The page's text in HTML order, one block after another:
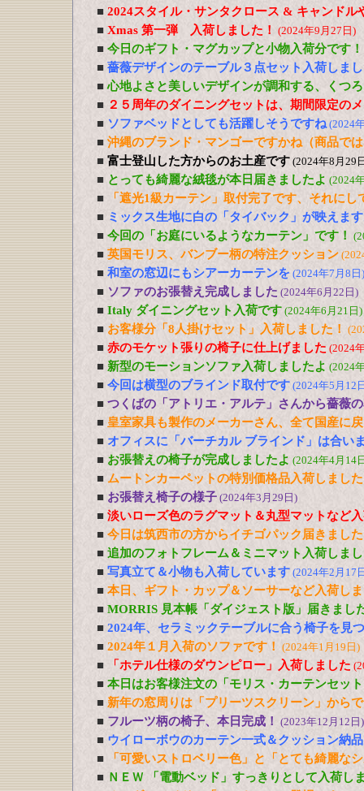
■ 2024スタイル・サンタクロース & キャンドル
■ Xmas 第一弾 入荷しました！ (2024年9月27日)
■ 今日のギフト・マグカップと小物入荷分です！
■ 薔薇デザインのテーブル３点セット入荷しま
■ 心地よさと美しいデザインが調和する、くつ
■ ２５周年のダイニングセットは、期間限定の
■ ソファベッドとしても活躍しそうですね(2024
■ 沖縄のブランド・マンゴーですかね（商品で
■ 富士登山した方からのお土産です (2024年8月29
■ とっても綺麗な絨毯が本日届きましたよ (2024
■
「遮光1級カーテン」取付完了です、それに
■ ミックス生地に白の「タイバック」が映えま
■ 今回の「お庭にいるようなカーテン」です！
■ 英国モリス、バンブー柄の特注クッション
■ 和室の窓辺にもシアーカーテンを (2024年7月8日)
■ ソファのお張替え完成しました (2024年6月22日)
■ Italy ダイニングセット入荷です (2024年6月21日)
■ お客様分「8人掛けセット」入荷しました！
■ 赤のモケット張りの椅子に仕上げました (2024
■ 新型のモーションソファ入荷しましたよ (2024
■ 今回は横型のブラインド取付です (2024年5月12
■ つくばの「アトリエ・アルテ」さんから薔薇
■ 皇室家具も製作のメーカーさん、全て国産に
■ オフィスに「バーチカル ブラインド」は合い
■ お張替えの椅子が完成しましたよ (2024年4月14
■ ムートンカーペットの特別価格品入荷しました
■ お張替え椅子の様子 (2024年3月29日)
■ 淡いローズ色のラグマット＆丸型マットなど
■ 今日は筑西市の方からイチゴパック届きました
■ 追加のフォトフレーム＆ミニマット入荷しま
■ 写真立て＆小物も入荷しています (2024年2月17
■ 本日、ギフト・カップ＆ソーサーなど入荷し
■ MORRIS 見本帳「ダイジェスト版」届きまし
■ 2024年、セラミックテーブルに合う椅子を見
■ 2024年１月入荷のソファです！ (2024年1月19日)
■ 「ホテル仕様のダウンピロー」入荷しました
■ 本日はお客様注文の「モリス・カーテンセッ
■ 新年の窓周りは「プリーツスクリーン」から
■ フルーツ柄の椅子、本日完成！ (2023年12月12日)
■ ウイローボウのカーテン一式＆クッション納
■
「可愛いストロベリー色」と「とても綺麗な
■ ＮＥＷ 「電動ベッド」すっきりとして入荷し